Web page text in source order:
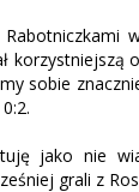
korzystniejszą
sobie
jako nie
grali z